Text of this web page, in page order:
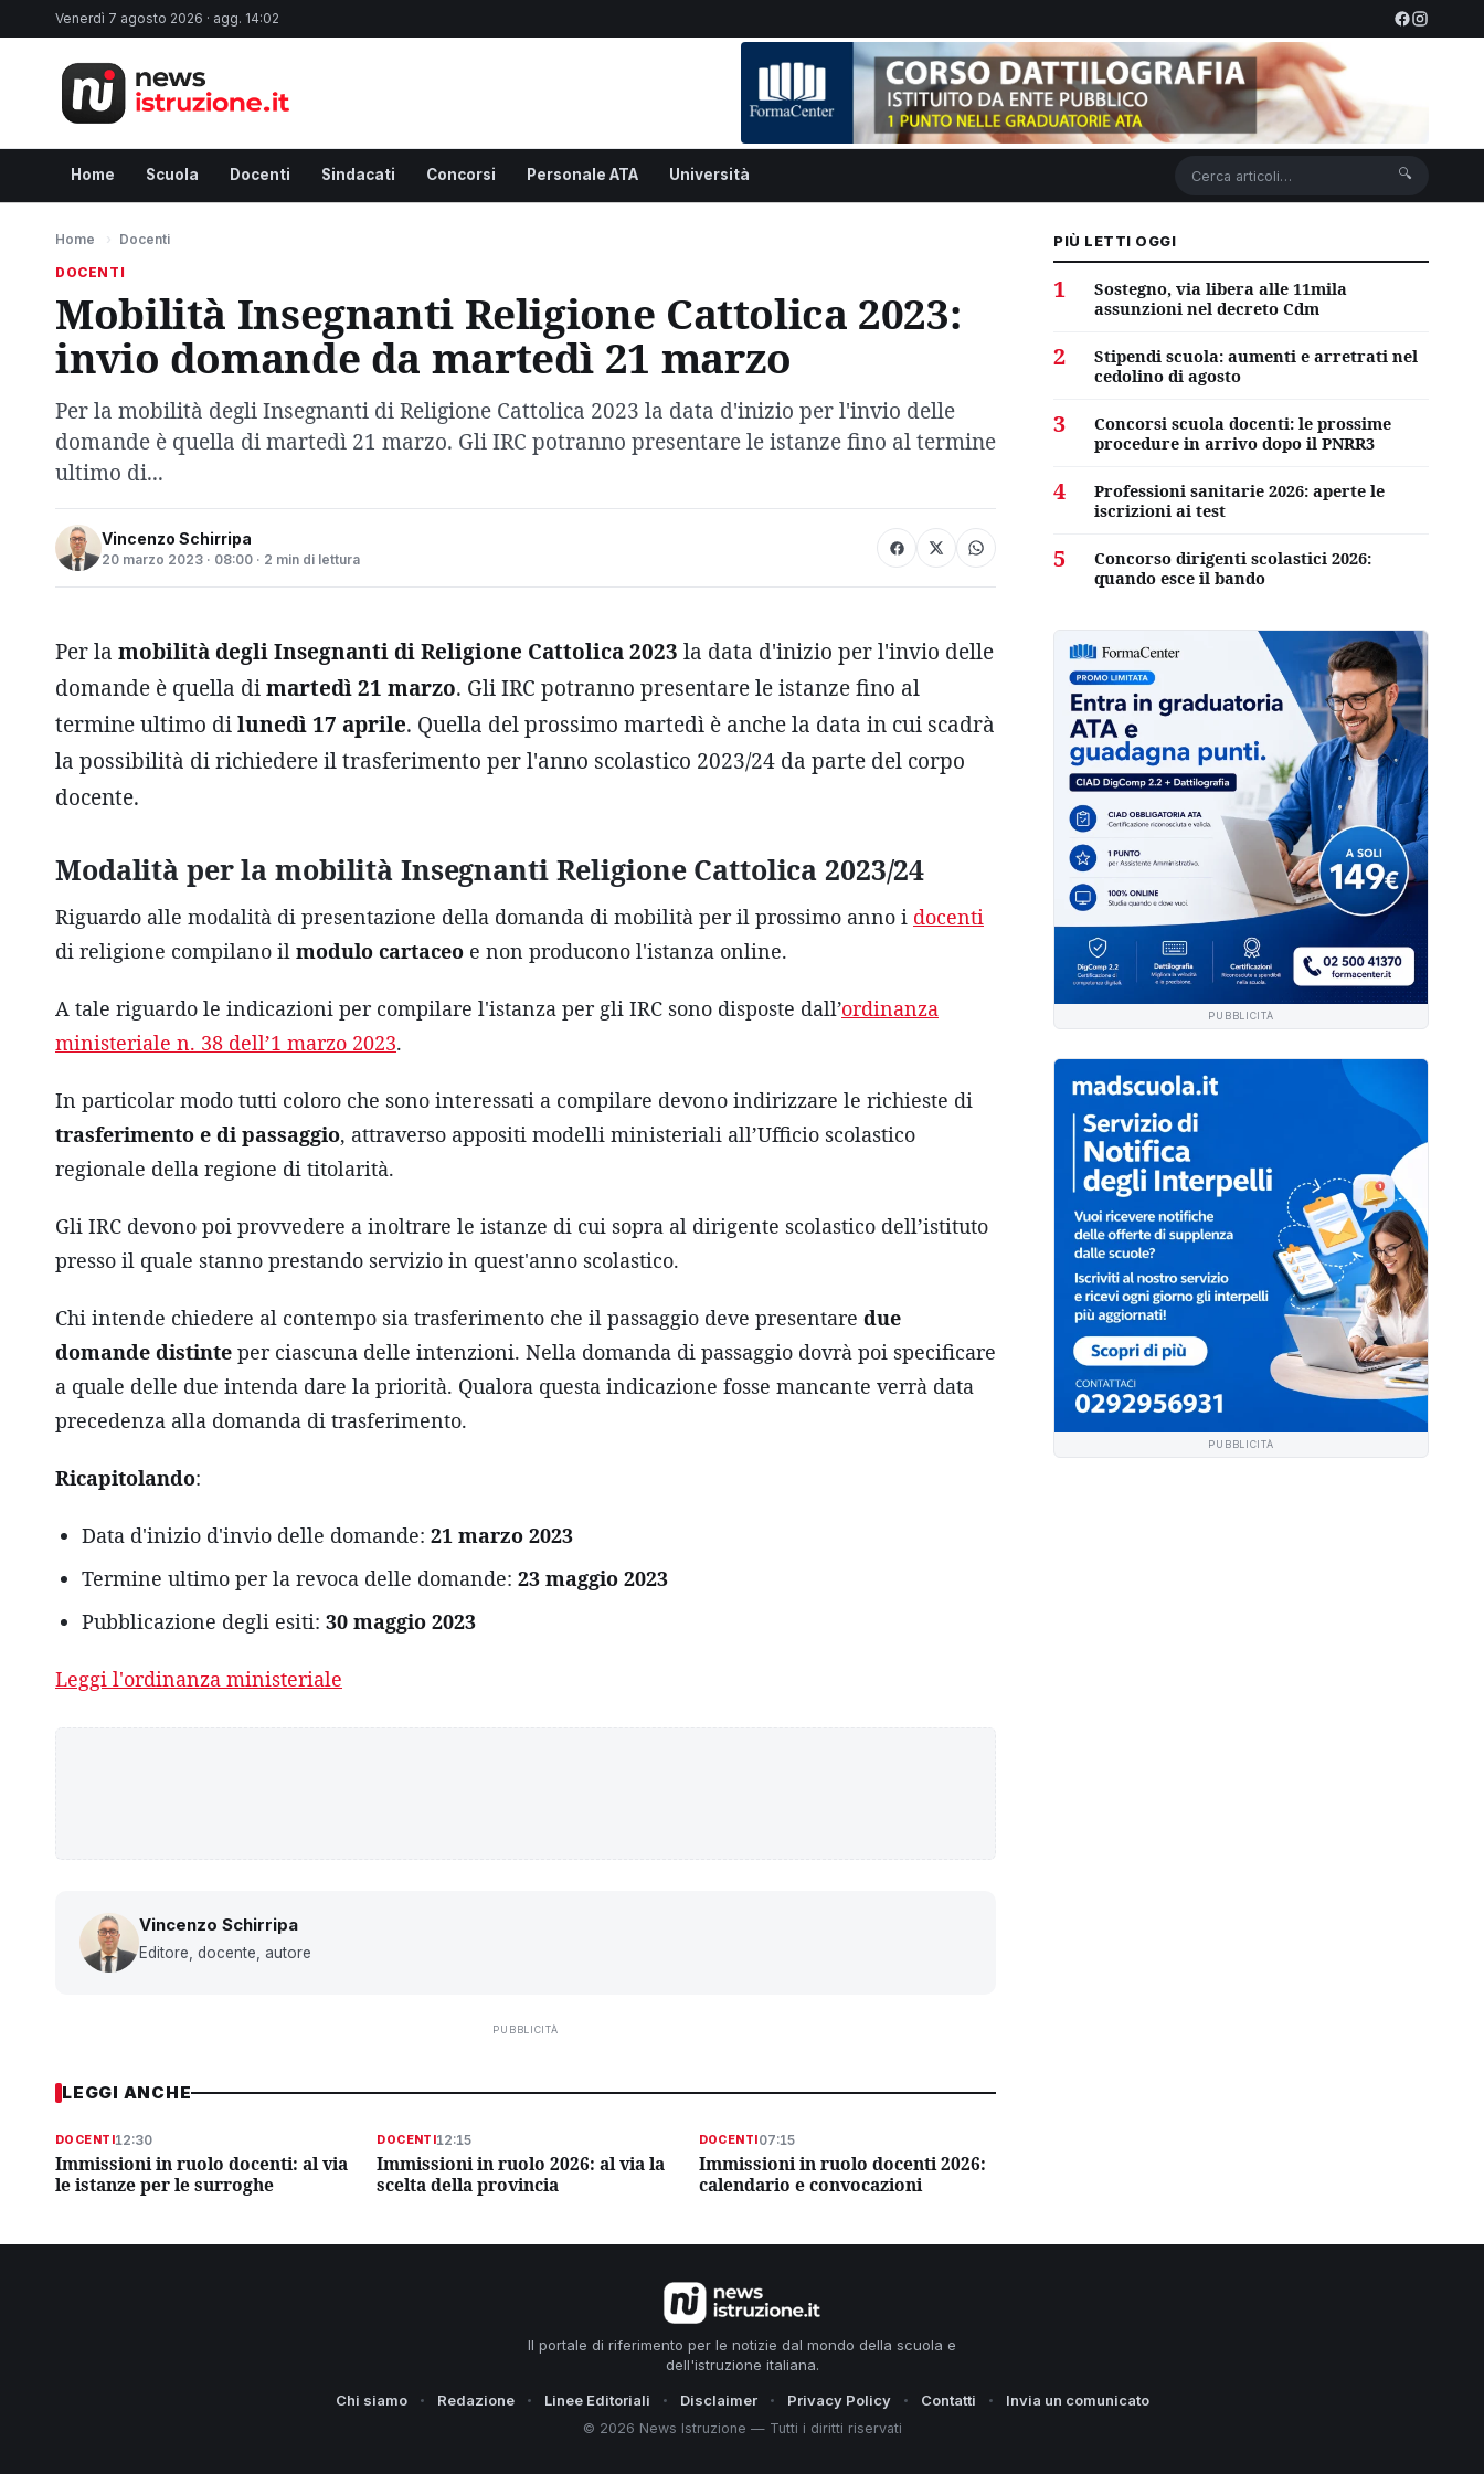
Venerdì 7 agosto 2026 · agg. 14:02
Home Scuola Docenti Sindacati Concorsi Personale ATA Università 🔍
Home › Docenti
DOCENTI
Mobilità Insegnanti Religione Cattolica 2023:
invio domande da martedì 21 marzo
Per la mobilità degli Insegnanti di Religione Cattolica 2023 la data d'inizio per l'invio delle
domande è quella di martedì 21 marzo. Gli IRC potranno presentare le istanze fino al termine
ultimo di...
Vincenzo Schirripa
20 marzo 2023 · 08:00 · 2 min di lettura
Per la mobilità degli Insegnanti di Religione Cattolica 2023 la data d'inizio per l'invio delle
domande è quella dimartedì 21 marzo. Gli IRC potranno presentare le istanze fino al
termine ultimo dilunedì 17 aprile. Quella del prossimo martedì è anche la data in cui scadrà
la possibilità di richiedere il trasferimento per l'anno scolastico 2023/24 da parte del corpo
docente.
Modalità per la mobilità Insegnanti Religione Cattolica 2023/24
Riguardo alle modalità di presentazione della domanda di mobilità per il prossimo anno i docenti
di religione compilano il modulo cartaceo e non producono l'istanza online.
A tale riguardo le indicazioni per compilare l'istanza per gli IRC sono disposte dall’ordinanza
ministeriale n. 38 dell’1 marzo 2023.
In particolar modo tutti coloro che sono interessati a compilare devono indirizzare le richieste di
trasferimento e di passaggio, attraverso appositi modelli ministeriali all’Ufficio scolastico
regionale della regione di titolarità.
Gli IRC devono poi provvedere a inoltrare le istanze di cui sopra al dirigente scolastico dell’istituto
presso il quale stanno prestando servizio in quest'anno scolastico.
Chi intende chiedere al contempo sia trasferimento che il passaggio deve presentare due
domande distinte per ciascuna delle intenzioni. Nella domanda di passaggio dovrà poi specificare
a quale delle due intenda dare la priorità. Qualora questa indicazione fosse mancante verrà data
precedenza alla domanda di trasferimento.
Ricapitolando:
Data d'inizio d'invio delle domande: 21 marzo 2023
Termine ultimo per la revoca delle domande: 23 maggio 2023
Pubblicazione degli esiti: 30 maggio 2023
Leggi l'ordinanza ministeriale
Vincenzo Schirripa
Editore, docente, autore
PUBBLICITÀ
LEGGI ANCHE
DOCENTI12:30
Immissioni in ruolo docenti: al via
le istanze per le surroghe
DOCENTI12:15
Immissioni in ruolo 2026: al via la
scelta della provincia
DOCENTI07:15
Immissioni in ruolo docenti 2026:
calendario e convocazioni
PIÙ LETTI OGGI
1
Sostegno, via libera alle 11mila
assunzioni nel decreto Cdm
2
Stipendi scuola: aumenti e arretrati nel
cedolino di agosto
3
Concorsi scuola docenti: le prossime
procedure in arrivo dopo il PNRR3
4
Professioni sanitarie 2026: aperte le
iscrizioni ai test
5
Concorso dirigenti scolastici 2026:
quando esce il bando
PUBBLICITÀ
PUBBLICITÀ
Il portale di riferimento per le notizie dal mondo della scuola e
dell'istruzione italiana.
Chi siamo
Redazione Linee Editoriali Disclaimer Privacy Policy Contatti Invia un comunicato
© 2026 News Istruzione — Tutti i diritti riservati